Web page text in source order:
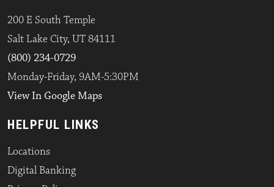
200 E South Temple
Salt Lake City, UT 84111
(800) 234-0729
Monday-Friday, 9AM-5:30PM
View In Google Maps
HELPFUL LINKS
Locations
Digital Banking